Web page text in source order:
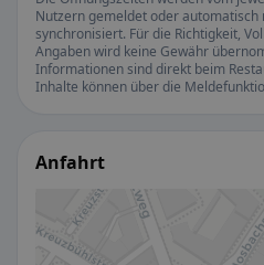
Nutzern gemeldet oder automatisch
synchronisiert. Für die Richtigkeit,
Angaben wird keine Gewähr
Informationen sind direkt beim
Inhalte können über die
Anfahrt